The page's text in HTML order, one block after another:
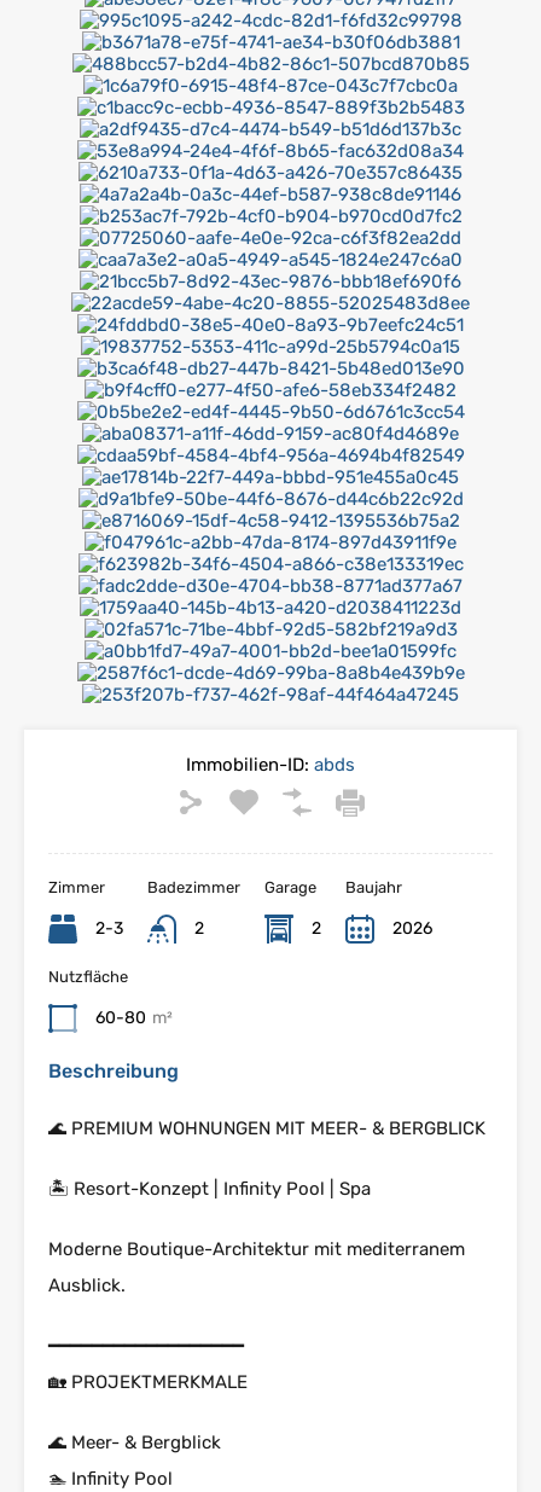
Immobilien-ID: abds
Zimmer
2-3
Badezimmer
2
Garage
2
Baujahr
2026
Nutzfläche
60-80 m²
Beschreibung
🌊 PREMIUM WOHNUNGEN MIT MEER- & BERGBLICK
🏝 Resort-Konzept | Infinity Pool | Spa
Moderne Boutique-Architektur mit mediterranem
Ausblick.
━━━━━━━━━━━━━━━━━━
🏡 PROJEKTMERKMALE
🌊 Meer- & Bergblick
🏊 Infinity Pool